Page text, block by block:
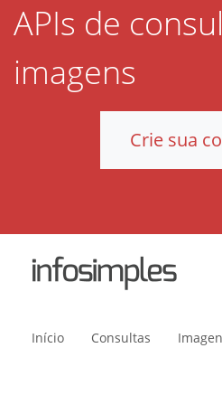
APIs de
imagens
Crie sua
Início Consultas